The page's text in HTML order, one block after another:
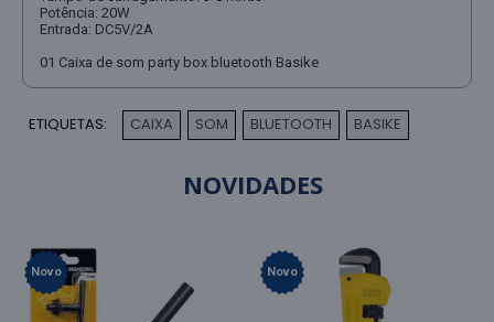
Potência: 20W
Entrada: DC5V/2A
01 Caixa de som party box bluetooth Basike
ETIQUETAS: CAIXA SOM BLUETOOTH BASIKE
NOVIDADES
Novo Novo